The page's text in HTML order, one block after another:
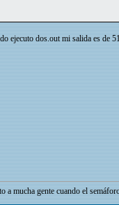
ejecuto dos.out mi salida es
a mucha gente cuando el